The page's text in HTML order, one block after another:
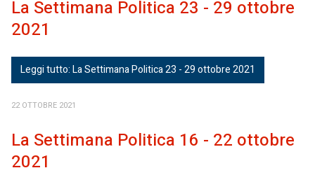
La Settimana Politica 23 - 29 ottobre
2021
Leggi tutto: La Settimana Politica 23 - 29 ottobre 2021
22 OTTOBRE 2021
La Settimana Politica 16 - 22 ottobre
2021